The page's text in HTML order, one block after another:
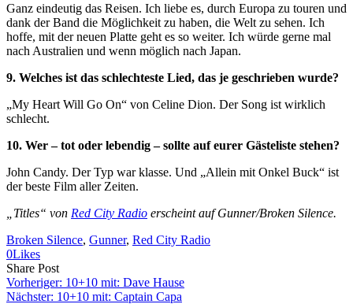
Ganz eindeutig das Reisen. Ich liebe es, durch Europa zu touren und
dank der Band die Möglichkeit zu haben, die Welt zu sehen. Ich
hoffe, mit der neuen Platte geht es so weiter. Ich würde gerne mal
nach Australien und wenn möglich nach Japan.
9. Welches ist das schlechteste Lied, das je geschrieben wurde?
„My Heart Will Go On“ von Celine Dion. Der Song ist wirklich
schlecht.
10. Wer – tot oder lebendig – sollte auf eurer Gästeliste stehen?
John Candy. Der Typ war klasse. Und „Allein mit Onkel Buck“ ist
der beste Film aller Zeiten.
„Titles“ von Red City Radio erscheint auf Gunner/Broken Silence.
Broken Silence, Gunner, Red City Radio
0Likes
Share PostShare
on
Facebook
Copy
URL
to
Send
Link
via
Vorheriger: 10+10 mit: Dave Hause
Nächster: 10+10 mit: Captain Capa